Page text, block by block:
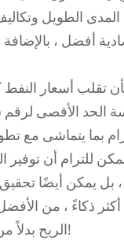
الطويل
أفضل ،
تقلب أسعار
الحد الأقصى
بما يتماشى مع
للترام أن توفير
بل يمكن أيضًا تحقيق
أكثر ذكاءً ، من
الريح بدلاً من الذهاب مع الريح!